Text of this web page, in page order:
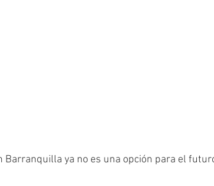
Barranquilla ya no es una opción para el